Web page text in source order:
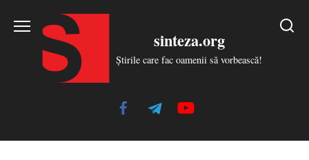
sinteza.org
Știrile care fac oamenii să vorbească!